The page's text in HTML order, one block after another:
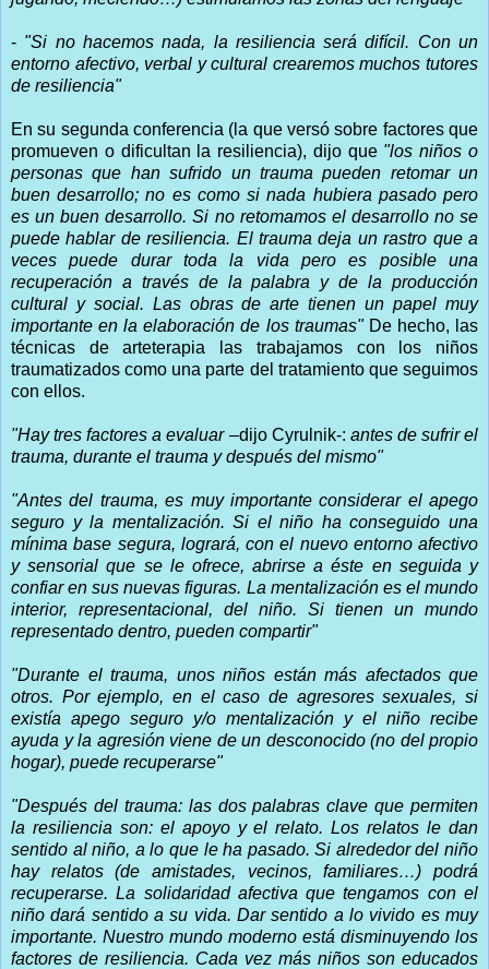
- "Si no hacemos nada, la resiliencia será difícil. Con un
entorno afectivo, verbal y cultural crearemos muchos tutores
de resiliencia"
En su segunda conferencia (la que versó sobre factores que
promueven o dificultan la resiliencia), dijo que "los niños o
personas que han sufrido un trauma pueden retomar un
buen desarrollo; no es como si nada hubiera pasado pero
es un buen desarrollo. Si no retomamos el desarrollo no se
puede hablar de resiliencia. El trauma deja un rastro que a
veces puede durar toda la vida pero es posible una
recuperación a través de la palabra y de la producción
cultural y social. Las obras de arte tienen un papel muy
importante en la elaboración de los traumas"De hecho, las
técnicas de arteterapia las trabajamos con los niños
traumatizados como una parte del tratamiento que seguimos
con ellos.
"Hay tres factores a evaluar–dijo Cyrulnik-: antes de sufrir el
trauma, durante el trauma y después del mismo"
"Antes del trauma, es muy importante considerar el apego
seguro y la mentalización. Si el niño ha conseguido una
mínima base segura, logrará, con el nuevo entorno afectivo
y sensorial que se le ofrece, abrirse a éste en seguida y
confiar en sus nuevas figuras. La mentalización es el mundo
interior, representacional, del niño. Si tienen un mundo
representado dentro, pueden compartir"
"Durante el trauma, unos niños están más afectados que
otros. Por ejemplo, en el caso de agresores sexuales, si
existía apego seguro y/o mentalización y el niño recibe
ayuda y la agresión viene de un desconocido (no del propio
hogar), puede recuperarse"
"Después del trauma: las dos palabras clave que permiten
la resiliencia son: el apoyo y el relato. Los relatos le dan
sentido al niño, a lo que le ha pasado. Si alrededor del niño
hay relatos (de amistades, vecinos, familiares…) podrá
recuperarse. La solidaridad afectiva que tengamos con el
niño dará sentido a su vida. Dar sentido a lo vivido es muy
importante. Nuestro mundo moderno está disminuyendo los
factores de resiliencia. Cada vez más niños son educados